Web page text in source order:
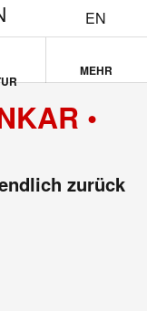
EN
MEHR
•
zurück